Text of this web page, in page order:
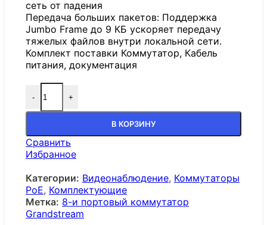
сеть от падения
Передача больших пакетов: Поддержка
Jumbo Frame до 9 КБ ускоряет передачу
тяжелых файлов внутри локальной сети.
Комплект поставки Коммутатор, Кабель
питания, документация
-
Количество товара 8-и портовый коммутатор
+
В КОРЗИНУ
Сравнить
Избранное
Категории: Видеонаблюдение, Коммутаторы
PoE, Комплектующие
Метка: 8-и портовый коммутатор
Grandstream